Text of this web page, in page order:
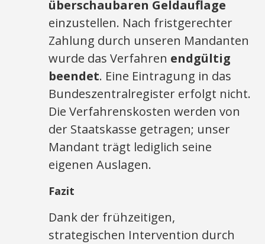
überschaubaren Geldauflage
einzustellen. Nach fristgerechter
Zahlung durch unseren Mandanten
wurde das Verfahren endgültig
beendet. Eine Eintragung in das
Bundeszentralregister erfolgt nicht.
Die Verfahrenskosten werden von
der Staatskasse getragen; unser
Mandant trägt lediglich seine
eigenen Auslagen.
Fazit
Dank der frühzeitigen,
strategischen Intervention durch